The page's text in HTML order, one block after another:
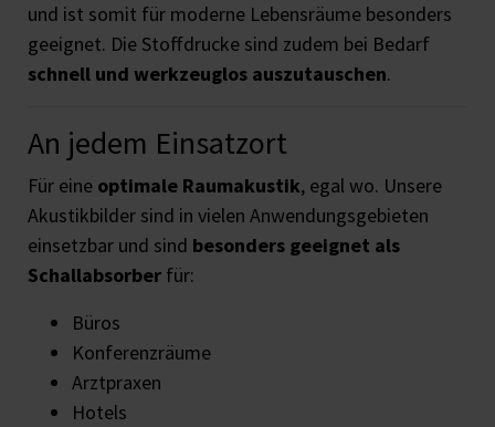
und ist somit für moderne Lebensräume besonders
geeignet. Die Stoffdrucke sind zudem bei Bedarf
schnell und werkzeuglos auszutauschen.
An jedem Einsatzort
Für eine optimale Raumakustik, egal wo. Unsere
Akustikbilder sind in vielen Anwendungsgebieten
einsetzbar und sind besonders geeignet als
Schallabsorber für:
Büros
Konferenzräume
Arztpraxen
Hotels